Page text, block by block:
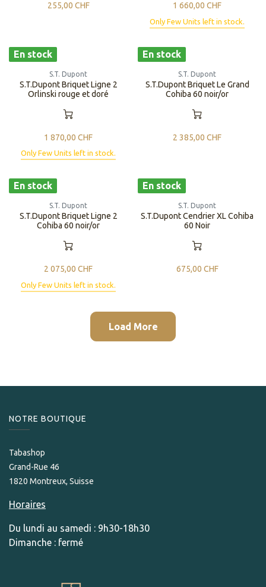
255,00 CHF 1 660,00 CHF
Only Few Units left in stock.
En stock
S.T. Dupont
S.T.Dupont Briquet Ligne 2
Orlinski rouge et doré
1 870,00 CHF
Only Few Units left in stock.
En stock
S.T. Dupont
S.T.Dupont Briquet Le Grand
Cohiba 60 noir/or
2 385,00 CHF
En stock
S.T. Dupont
S.T.Dupont Briquet Ligne 2
Cohiba 60 noir/or
2 075,00 CHF
Only Few Units left in stock.
En stock
S.T. Dupont
S.T.Dupont Cendrier XL Cohiba
60 Noir
675,00 CHF
Load More
NOTRE BOUTIQUE
Tabashop
Grand-Rue 46
1820 Montreux, Suisse
Horaires
Du lundi au samedi : 9h30-18h30
Dimanche : fermé